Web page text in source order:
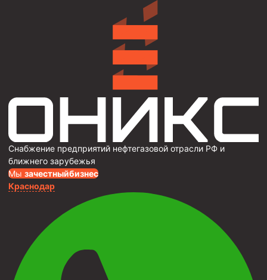
Снабжение предприятий нефтегазовой отрасли РФ и
ближнего зарубежья
Мы зачестныйбизнес
Краснодар